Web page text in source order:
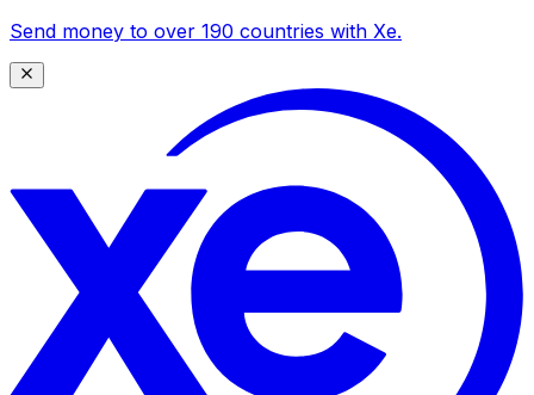
Send money to over 190 countries with Xe.